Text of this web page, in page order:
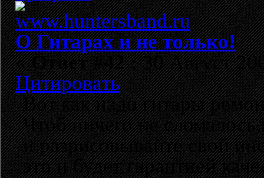
О Гитарах и не только!
«Ответ #42 :30 Август
Цитировать
Вот как надо гитары
Чтоб ничего не
и разрисовывайте свой
это и будет гарантией